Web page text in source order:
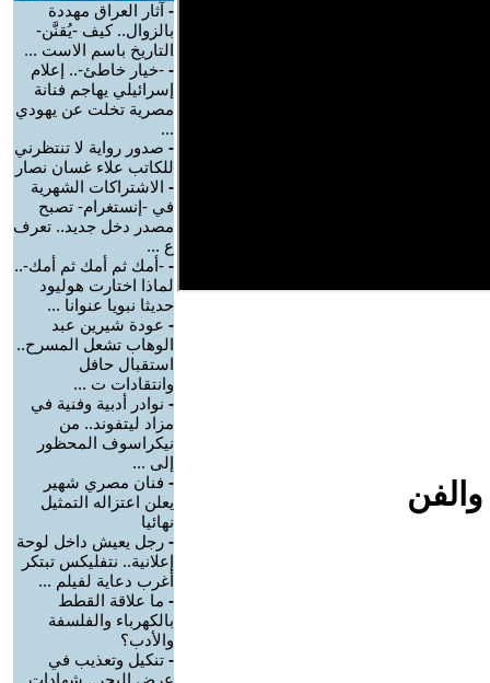
- آثار العراق مهددة
بالزوال.. كيف -يُقنَّن-
التاريخ باسم الاست ...
- -خيار خاطئ-.. إعلام
إسرائيلي يهاجم فنانة
مصرية تخلت عن يهودي
...
- صدور رواية لا تنتظرني
للكاتب علاء غسان نصار
- الاشتراكات الشهرية
في -إنستغرام- تصبح
مصدر دخل جديد.. تعرف
ع ...
- -أمك ثم أمك ثم أمك-..
لماذا اختارت هوليود
حديثا نبويا عنوانا ...
- عودة شيرين عبد
الوهاب تشعل المسرح..
استقبال حافل
وانتقادات ت ...
- نوادر أدبية وفنية في
مزاد ليتفوند.. من
نيكراسوف المحظور
إلى ...
- فنان مصري شهير
يعلن اعتزاله التمثيل
نهائيا
- رجل يعيش داخل لوحة
إعلانية.. نتفليكس تبتكر
أغرب دعاية لفيلم ...
- ما علاقة القطط
بالكهرباء والفلسفة
والأدب؟
- تنكيل وتعذيب في
عرض البحر.. شهادات